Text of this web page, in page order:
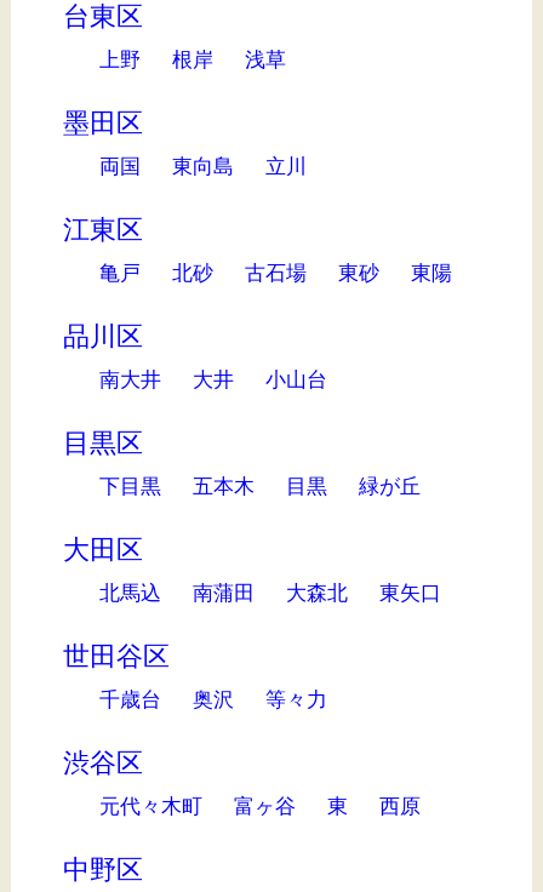
台東区
上野 根岸 浅草
墨田区
両国 東向島 立川
江東区
亀戸 北砂 古石場 東砂 東陽
品川区
南大井 大井 小山台
目黒区
下目黒 五本木 目黒 緑が丘
大田区
北馬込 南蒲田 大森北 東矢口
世田谷区
千歳台 奥沢 等々力
渋谷区
元代々木町 富ヶ谷 東 西原
中野区